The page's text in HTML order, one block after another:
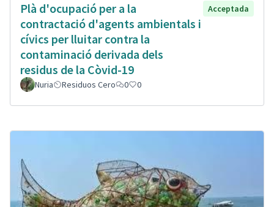
Plà d'ocupació per a la
contractació d'agents ambientals i
cívics per lluitar contra la
contaminació derivada dels
residus de la Còvid-19
Acceptada
Nuria Residuos Cero 0 0